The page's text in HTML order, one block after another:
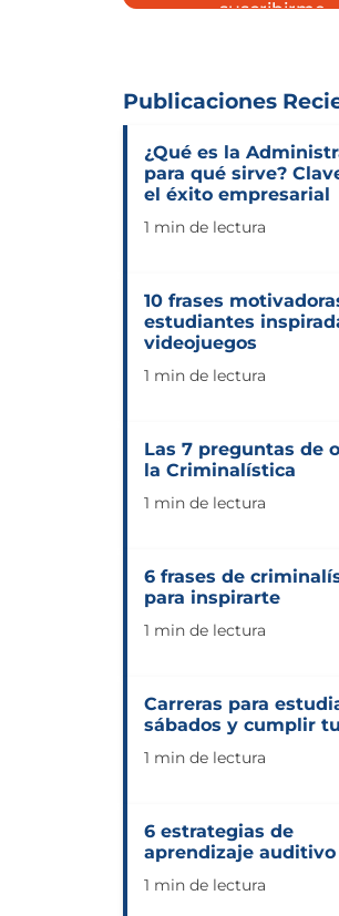
Publicaciones
¿Qué es la
para qué sirve?
el éxito empresarial
1 min de lectura
10 frases
estudiantes
videojuegos
1 min de lectura
Las 7 preguntas de
la Criminalística
1 min de lectura
6 frases de
para inspirarte
1 min de lectura
Carreras para
sábados y cumplir
1 min de lectura
6 estrategias de
aprendizaje auditivo
1 min de lectura